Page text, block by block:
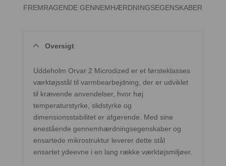
FREMRAGENDE GENNEMHÆRDNINGSEGENSKABER
Oversigt
Uddeholm Orvar 2 Microdized er et førsteklasses
værktøjsstål til varmbearbejdning, der er udviklet
til krævende anvendelser, hvor høj
temperaturstyrke, slidstyrke og
dimensionsstabilitet er afgørende. Med sine
enestående gennemhærdningsegenskaber og
ensartede mikrostruktur leverer dette stål
ensartet ydeevne i en lang række værktøjsmiljøer.